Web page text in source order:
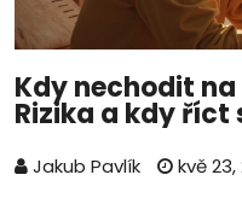
Kdy nechodit
Rizika a kdy říct
Jakub Pavlík
kvě 23,